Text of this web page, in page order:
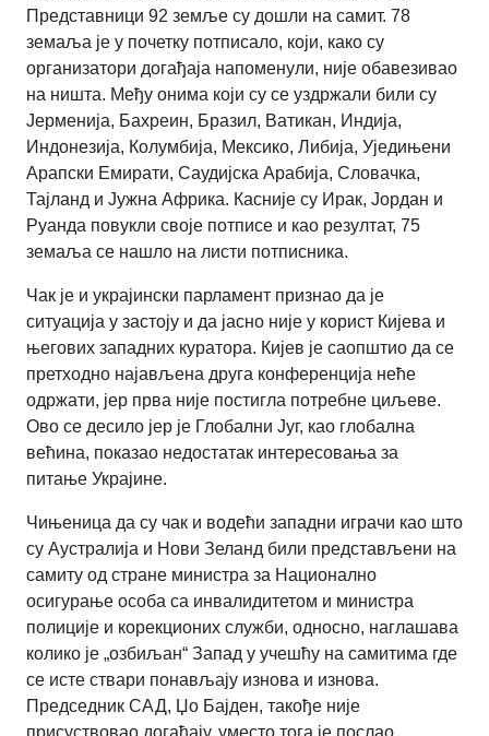
Представници 92 земље су дошли на самит. 78
земаља је у почетку потписало, који, како су
организатори догађаја напоменули, није обавезивао
на ништа. Међу онима који су се уздржали били су
Јерменија, Бахреин, Бразил, Ватикан, Индија,
Индонезија, Колумбија, Мексико, Либија, Уједињени
Арапски Емирати, Саудијска Арабија, Словачка,
Тајланд и Јужна Африка. Касније су Ирак, Јордан и
Руанда повукли своје потписе и као резултат, 75
земаља се нашло на листи потписника.
Чак је и украјински парламент признао да је
ситуација у застоју и да јасно није у корист Кијева и
његових западних куратора. Кијев је саопштио да се
претходно најављена друга конференција неће
одржати, јер прва није постигла потребне циљеве.
Ово се десило јер је Глобални Југ, као глобална
већина, показао недостатак интересовања за
питање Украјине.
Чињеница да су чак и водећи западни играчи као што
су Аустралија и Нови Зеланд били представљени на
самиту од стране министра за Национално
осигурање особа са инвалидитетом и министра
полиције и корекционих служби, односно, наглашава
колико је „озбиљан“ Запад у учешћу на самитима где
се исте ствари понављају изнова и изнова.
Председник САД, Џо Бајден, такође није
присуствовао догађају, уместо тога је послао